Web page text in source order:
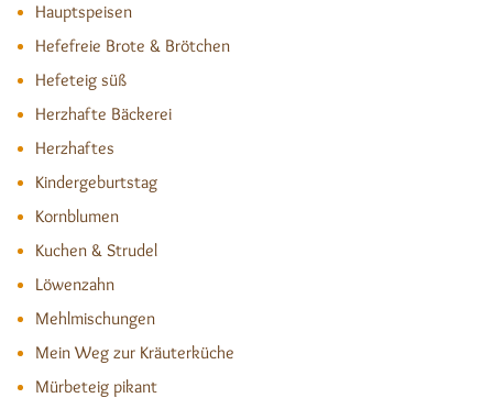
Hauptspeisen
Hefefreie Brote & Brötchen
Hefeteig süß
Herzhafte Bäckerei
Herzhaftes
Kindergeburtstag
Kornblumen
Kuchen & Strudel
Löwenzahn
Mehlmischungen
Mein Weg zur Kräuterküche
Mürbeteig pikant